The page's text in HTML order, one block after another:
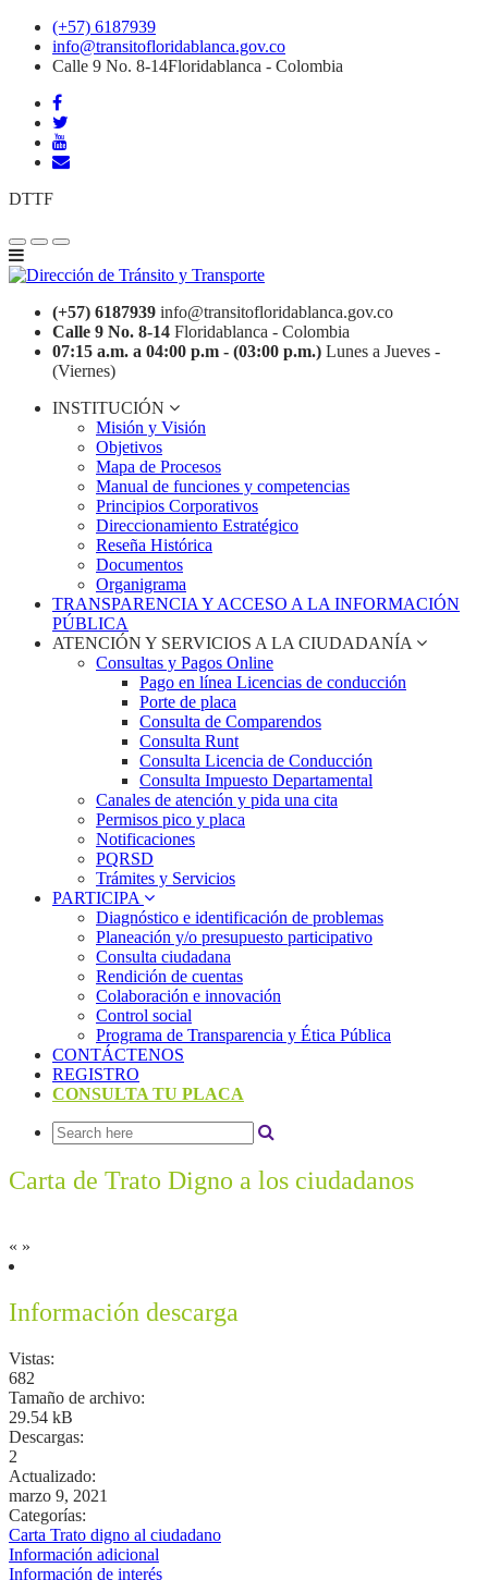
(+57) 6187939
info@transitofloridablanca.gov.co
Calle 9 No. 8-14Floridablanca - Colombia
DTTF
(+57) 6187939 info@transitofloridablanca.gov.co
Calle 9 No. 8-14 Floridablanca - Colombia
07:15 a.m. a 04:00 p.m - (03:00 p.m.) Lunes a Jueves -
(Viernes)
INSTITUCIÓN
Misión y Visión
Objetivos
Mapa de Procesos
Manual de funciones y competencias
Principios Corporativos
Direccionamiento Estratégico
Reseña Histórica
Documentos
Organigrama
TRANSPARENCIA Y ACCESO A LA INFORMACIÓN
PÚBLICA
ATENCIÓN Y SERVICIOS A LA CIUDADANÍA
Consultas y Pagos Online
Pago en línea Licencias de conducción
Porte de placa
Consulta de Comparendos
Consulta Runt
Consulta Licencia de Conducción
Consulta Impuesto Departamental
Canales de atención y pida una cita
Permisos pico y placa
Notificaciones
PQRSD
Trámites y Servicios
PARTICIPA
Diagnóstico e identificación de problemas
Planeación y/o presupuesto participativo​
Consulta ciudadana
Rendición de cuentas
Colaboración e innovación
Control social
Programa de Transparencia y Ética Pública
CONTÁCTENOS
REGISTRO
CONSULTA TU PLACA
Carta de Trato Digno a los ciudadanos
« »
Información descarga
Vistas:
682
Tamaño de archivo:
29.54 kB
Descargas:
2
Actualizado:
marzo 9, 2021
Categorías:
Carta Trato digno al ciudadano
Información adicional
Información de interés